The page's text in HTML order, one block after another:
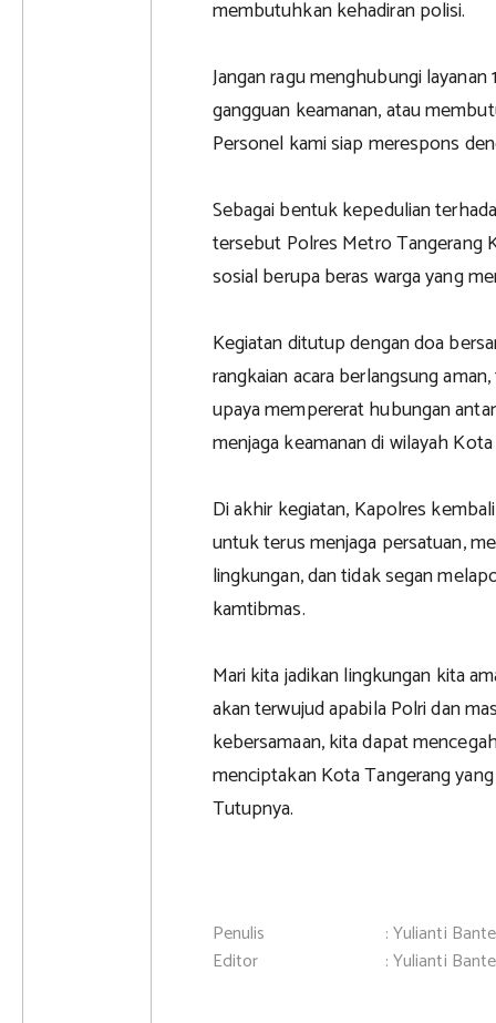
membutuhkan kehadiran polisi.
Jangan ragu menghubungi
gangguan keamanan, atau
Personel kami siap merespons
Sebagai bentuk kepedulian
tersebut Polres Metro Tangerang
sosial berupa beras warga yang
Kegiatan ditutup dengan doa
rangkaian acara berlangsung
upaya mempererat hubungan
menjaga keamanan di wilayah
Di akhir kegiatan, Kapolres
untuk terus menjaga persatuan,
lingkungan, dan tidak segan
kamtibmas.
Mari kita jadikan lingkungan kita
akan terwujud apabila Polri dan
kebersamaan, kita dapat
menciptakan Kota Tangerang
Tutupnya.
Penulis
: Yulianti
Editor
: Yulianti